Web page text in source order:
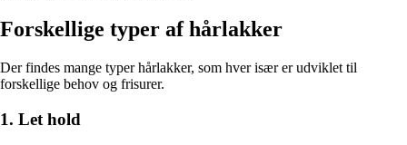
Forskellige typer af hårlakker
Der findes mange typer hårlakker, som hver især er udviklet til
forskellige behov og frisurer.
1. Let hold